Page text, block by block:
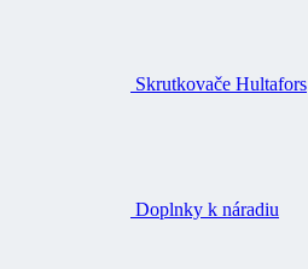
Skrutkovače Hultafors
Doplnky k náradiu